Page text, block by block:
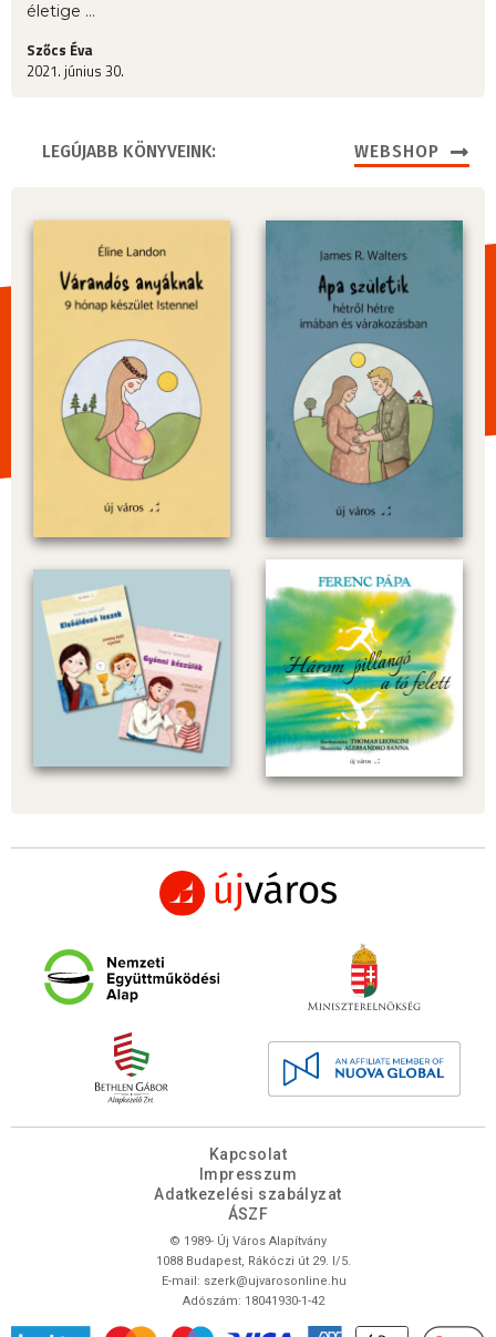
életige ...
Szőcs Éva
2021. június 30.
LEGÚJABB KÖNYVEINK: WEBSHOP
Kapcsolat
Impresszum
Adatkezelési szabályzat
ÁSZF
© 1989- Új Város Alapítvány
1088 Budapest, Rákóczi út 29. I/5.
E-mail: szerk@ujvarosonline.hu
Adószám: 18041930-1-42